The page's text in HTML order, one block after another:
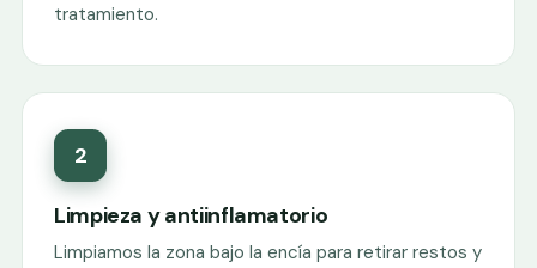
tratamiento.
2
Limpieza y antiinflamatorio
Limpiamos la zona bajo la encía para retirar restos y